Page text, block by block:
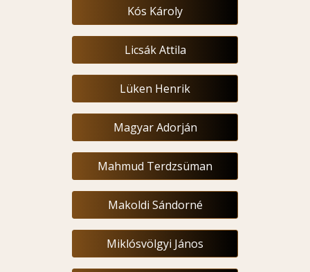
Kós Károly
Licsák Attila
Lüken Henrik
Magyar Adorján
Mahmud Terdzsüman
Makoldi Sándorné
Miklósvölgyi János